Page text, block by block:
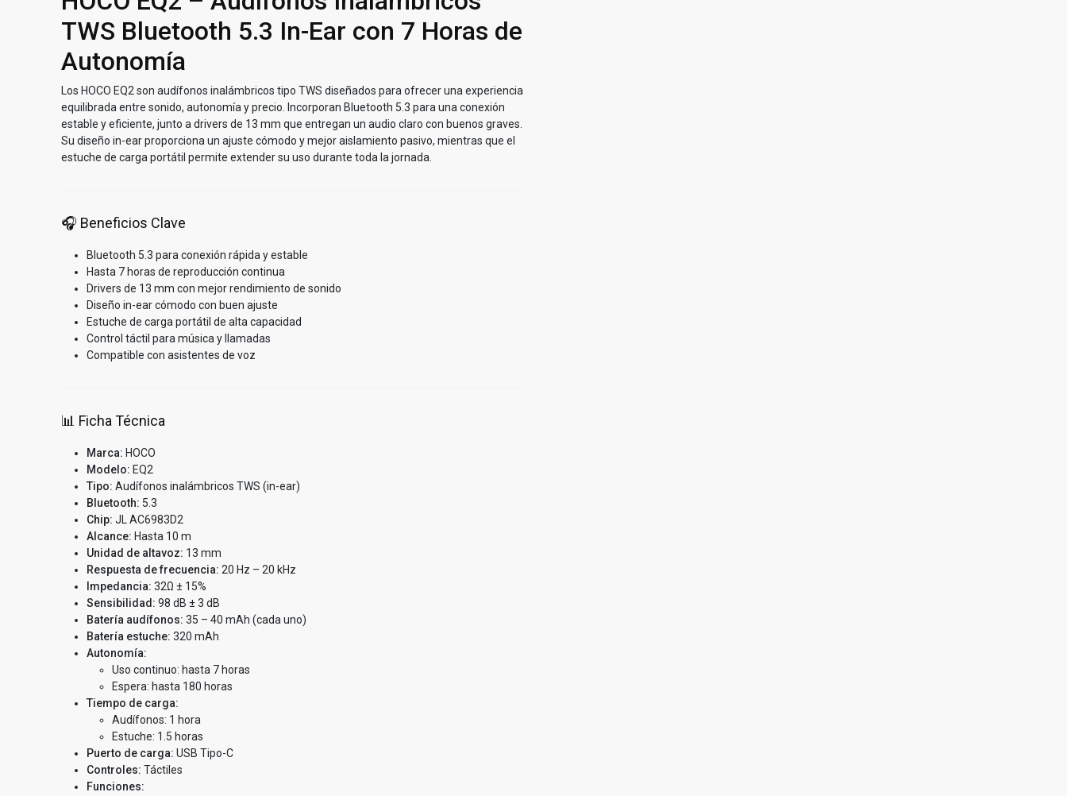
TWS Bluetooth 5.3 In-Ear con 7 Horas de
Autonomía
Los HOCO EQ2 son audífonos inalámbricos tipo TWS diseñados para ofrecer una experiencia
equilibrada entre sonido, autonomía y precio. Incorporan Bluetooth 5.3 para una conexión
estable y eficiente, junto a drivers de 13 mm que entregan un audio claro con buenos graves.
Su diseño in-ear proporciona un ajuste cómodo y mejor aislamiento pasivo, mientras que el
estuche de carga portátil permite extender su uso durante toda la jornada.
🎧 Beneficios Clave
Bluetooth 5.3 para conexión rápida y estable
Hasta 7 horas de reproducción continua
Drivers de 13 mm con mejor rendimiento de sonido
Diseño in-ear cómodo con buen ajuste
Estuche de carga portátil de alta capacidad
Control táctil para música y llamadas
Compatible con asistentes de voz
📊 Ficha Técnica
Marca: HOCO
Modelo: EQ2
Tipo: Audífonos inalámbricos TWS (in-ear)
Bluetooth: 5.3
Chip: JL AC6983D2
Alcance: Hasta 10 m
Unidad de altavoz: 13 mm
Respuesta de frecuencia: 20 Hz – 20 kHz
Impedancia: 32Ω ± 15%
Sensibilidad: 98 dB ± 3 dB
Batería audífonos: 35 – 40 mAh (cada uno)
Batería estuche: 320 mAh
Autonomía:
Uso continuo: hasta 7 horas
Espera: hasta 180 horas
Tiempo de carga:
Audífonos: 1 hora
Estuche: 1.5 horas
Puerto de carga: USB Tipo-C
Controles: Táctiles
Funciones: